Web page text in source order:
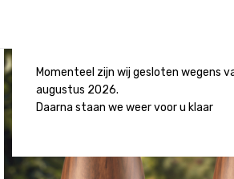
Momenteel zijn wij gesloten wegens
augustus 2026.
Daarna staan we weer voor u klaar